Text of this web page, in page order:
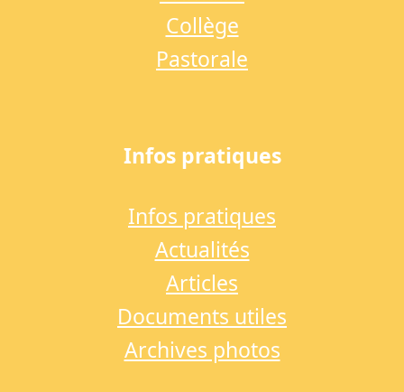
Collège
Pastorale
Infos pratiques
Infos pratiques
Actualités
Articles
Documents utiles
Archives photos